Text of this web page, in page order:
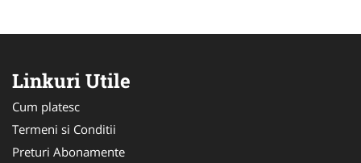
Linkuri Utile
Cum platesc
Termeni si Conditii
Preturi Abonamente